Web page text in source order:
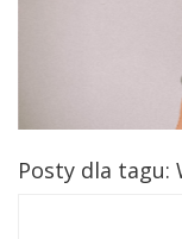
Posty dla tagu: